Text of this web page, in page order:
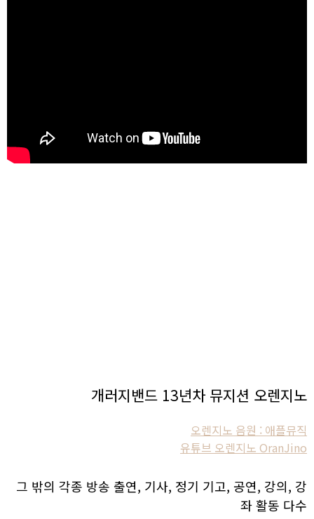
개러지밴드 13년차 뮤지션 오렌지노
오렌지노 음원 : 애플뮤직
유튜브 오렌지노 OranJino
그 밖의 각종 방송 출연, 기사, 정기 기고, 공연, 강의, 강
좌 활동 다수